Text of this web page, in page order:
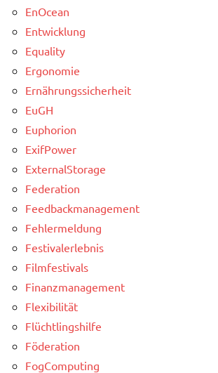
EnOcean
Entwicklung
Equality
Ergonomie
Ernährungssicherheit
EuGH
Euphorion
ExifPower
ExternalStorage
Federation
Feedbackmanagement
Fehlermeldung
Festivalerlebnis
Filmfestivals
Finanzmanagement
Flexibilität
Flüchtlingshilfe
Föderation
FogComputing